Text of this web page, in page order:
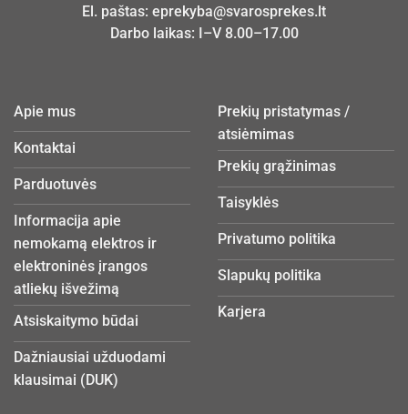
El. paštas: eprekyba@svarosprekes.lt
Darbo laikas: I–V 8.00–17.00
Apie mus
Kontaktai
Parduotuvės
Informacija apie
nemokamą elektros ir
elektroninės įrangos
atliekų išvežimą
Atsiskaitymo būdai
Dažniausiai užduodami
klausimai (DUK)
Prekių pristatymas /
atsiėmimas
Prekių grąžinimas
Taisyklės
Privatumo politika
Slapukų politika
Karjera